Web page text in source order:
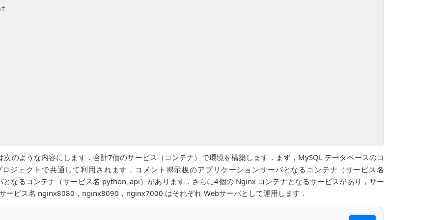
次のような内容にします．合計7個のサービス（コンテナ）で環境を構築します．まず，MySQL データベースのコ
ジェクトで共通して利用されます．コメント掲示板のアプリケーションサーバとなるコンテナ（サービス名
なるコンテナ（サービス名 python_api）があります．さらに4個の Nginx コンテナとなるサービスがあり，サー
ービス名 nginx8080，nginx8090，nginx7000 はそれぞれ Webサーバとして運用します．